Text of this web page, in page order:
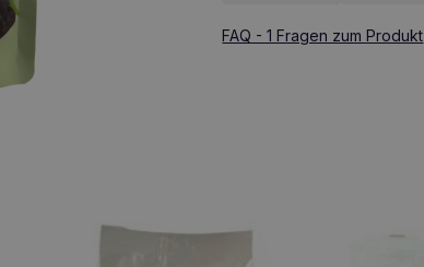
FAQ - 1 Fragen zum Produkt